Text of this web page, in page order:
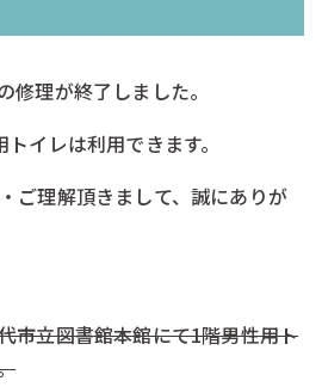
修理が終了しました。
イレは利用できます。
ご理解頂きまして、誠にありが
市立図書館本館にて1階男性用ト